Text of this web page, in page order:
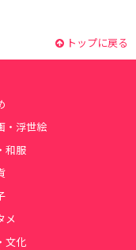
トップに戻る
・浮世絵
和服
メ
文化